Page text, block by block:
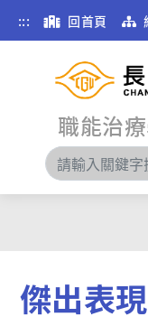
::: 回首頁
職能治
傑出表現